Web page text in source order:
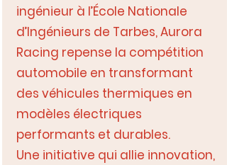
ingénieur à l’École Nationale
d’Ingénieurs de Tarbes, Aurora
Racing repense la compétition
automobile en transformant
des véhicules thermiques en
modèles électriques
performants et durables.
Une initiative qui allie innovation,